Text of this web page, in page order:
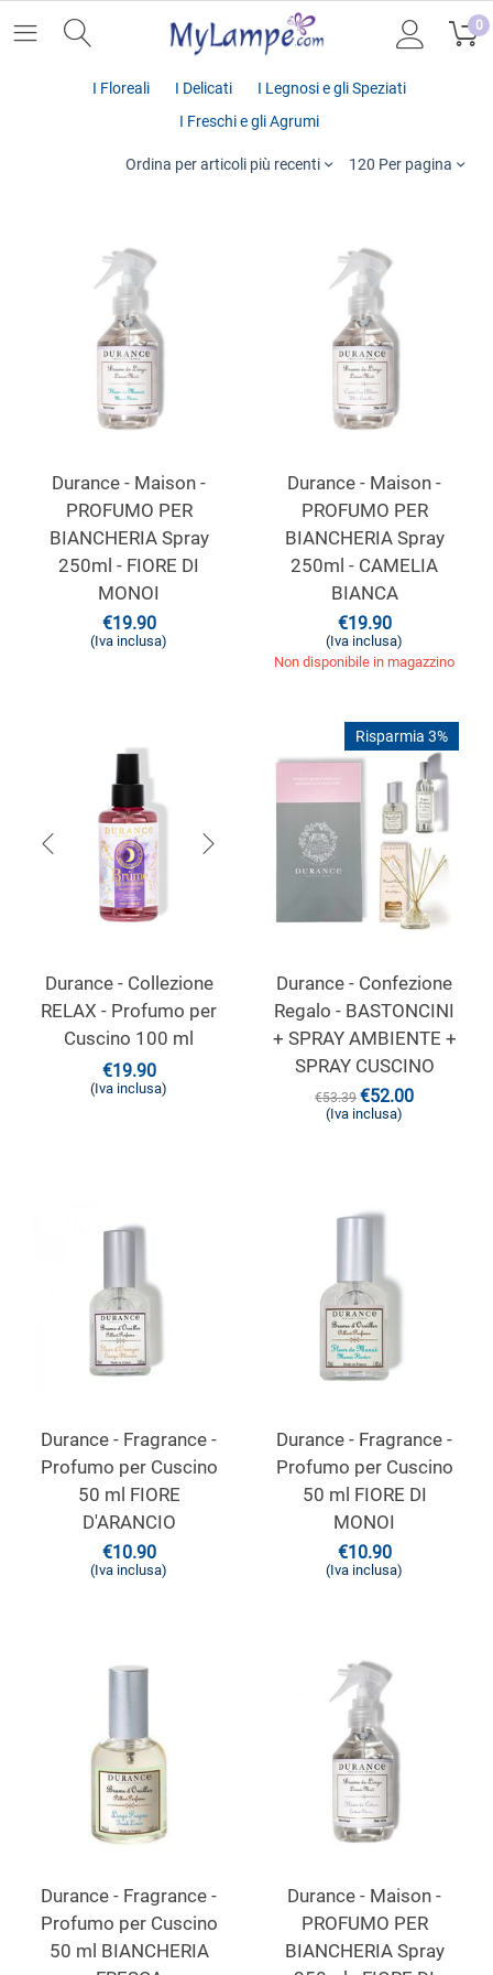
0
I Floreali I Delicati
I Legnosi e gli Speziati
I Freschi e gli Agrumi
Ordina per articoli più recenti 120 Per pagina
Durance - Maison -
PROFUMO PER
BIANCHERIA Spray
250ml - FIORE DI
MONOI
€19.90
(Iva inclusa)
Durance - Maison -
PROFUMO PER
BIANCHERIA Spray
250ml - CAMELIA
BIANCA
€19.90
(Iva inclusa)
Non disponibile in magazzino
Durance - Collezione
RELAX - Profumo per
Cuscino 100 ml
€19.90
(Iva inclusa)
Risparmia 3%
Durance - Confezione
Regalo - BASTONCINI
+ SPRAY AMBIENTE +
SPRAY CUSCINO
€53.39 €52.00
(Iva inclusa)
Durance - Fragrance -
Profumo per Cuscino
50 ml FIORE
D'ARANCIO
€10.90
(Iva inclusa)
Durance - Fragrance -
Profumo per Cuscino
50 ml FIORE DI
MONOI
€10.90
(Iva inclusa)
Durance - Fragrance -
Profumo per Cuscino
50 ml BIANCHERIA
Durance - Maison -
PROFUMO PER
BIANCHERIA Spray